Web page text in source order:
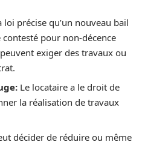
loi précise qu’un nouveau bail
pour non-décence
exiger des travaux ou
Le locataire a le droit de
la réalisation de travaux
décider de réduire ou même